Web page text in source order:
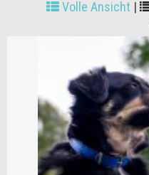
Volle Ansicht |